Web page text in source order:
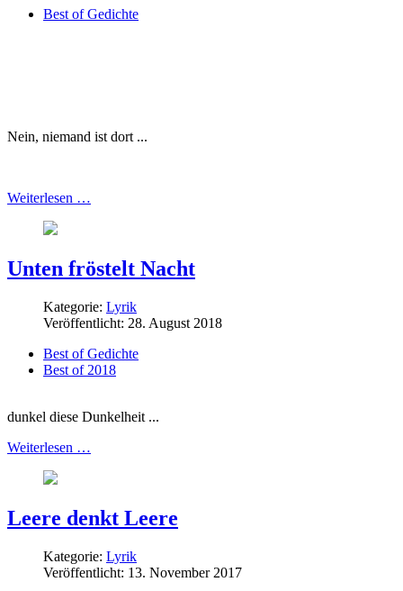
Best of Gedichte
Nein, niemand ist dort ...
Weiterlesen …
Unten fröstelt Nacht
Kategorie: Lyrik
Veröffentlicht: 28. August 2018
Best of Gedichte
Best of 2018
dunkel diese Dunkelheit ...
Weiterlesen …
Leere denkt Leere
Kategorie: Lyrik
Veröffentlicht: 13. November 2017